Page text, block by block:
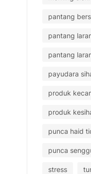
pantang
pantang
pantang
payudara
produk
produk
punca haid
punca
stress